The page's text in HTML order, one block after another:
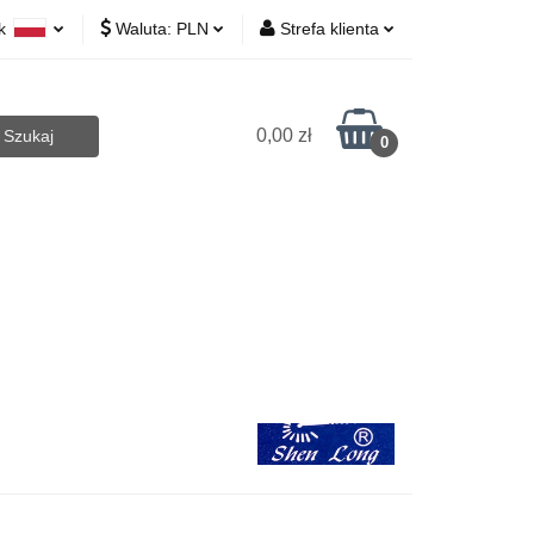
Waluta: PLN Strefa klienta
Zarejestruj się
Dodaj zgłoszenie
0,00 zł 0